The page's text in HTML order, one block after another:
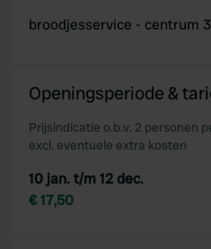
broodjesservice - centrum
Openingsperiode &
Prijsindicatie o.b.v. 2 personen
excl. eventuele extra kosten
10 jan. t/m 12 dec.
€ 17,50